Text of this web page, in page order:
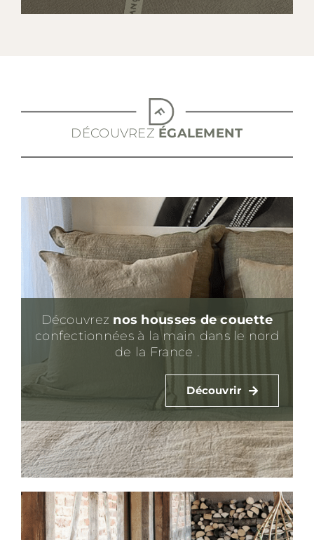
DÉCOUVREZ ÉGALEMENT
Découvrez nos housses de couette
confectionnées à la main dans le nord
de la France .
Découvrir